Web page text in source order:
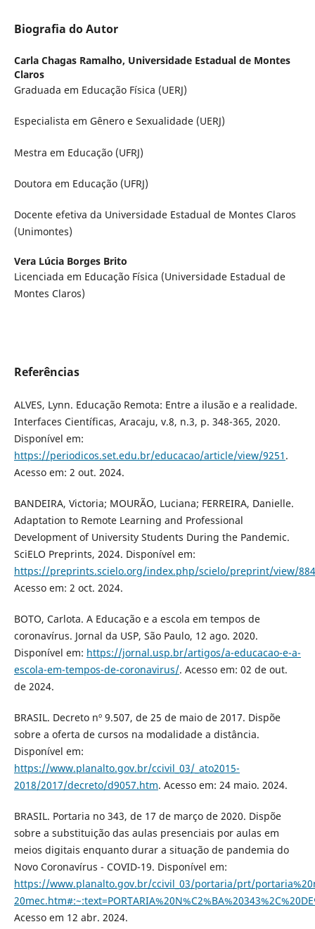
Biografia do Autor
Carla Chagas Ramalho, Universidade Estadual de Montes
Claros
Graduada em Educação Física (UERJ)
Especialista em Gênero e Sexualidade (UERJ)
Mestra em Educação (UFRJ)
Doutora em Educação (UFRJ)
Docente efetiva da Universidade Estadual de Montes Claros
(Unimontes)
Vera Lúcia Borges Brito
Licenciada em Educação Física (Universidade Estadual de
Montes Claros)
Referências
ALVES, Lynn. Educação Remota: Entre a ilusão e a realidade.
Interfaces Científicas, Aracaju, v.8, n.3, p. 348-365, 2020.
Disponível em:
https://periodicos.set.edu.br/educacao/article/view/9251 .
Acesso em: 2 out. 2024.
BANDEIRA, Victoria; MOURÃO, Luciana; FERREIRA, Danielle.
Adaptation to Remote Learning and Professional
Development of University Students During the Pandemic.
SciELO Preprints, 2024. Disponível em:
https://preprints.scielo.org/index.php/scielo/preprint/view/
Acesso em: 2 oct. 2024.
BOTO, Carlota. A Educação e a escola em tempos de
coronavírus. Jornal da USP, São Paulo, 12 ago. 2020.
Disponível em: https://jornal.usp.br/artigos/a-educacao-e-a-
escola-em-tempos-de-coronavirus/. Acesso em: 02 de out.
de 2024.
BRASIL. Decreto nº 9.507, de 25 de maio de 2017. Dispõe
sobre a oferta de cursos na modalidade a distância.
Disponível em:
https://www.planalto.gov.br/ccivil_03/_ato2015-
2018/2017/decreto/d9057.htm. Acesso em: 24 maio. 2024.
BRASIL. Portaria no 343, de 17 de março de 2020. Dispõe
sobre a substituição das aulas presenciais por aulas em
meios digitais enquanto durar a situação de pandemia do
Novo Coronavírus - COVID-19. Disponível em:
https://www.planalto.gov.br/ccivil_03/portaria/prt/
Acesso em 12 abr. 2024.